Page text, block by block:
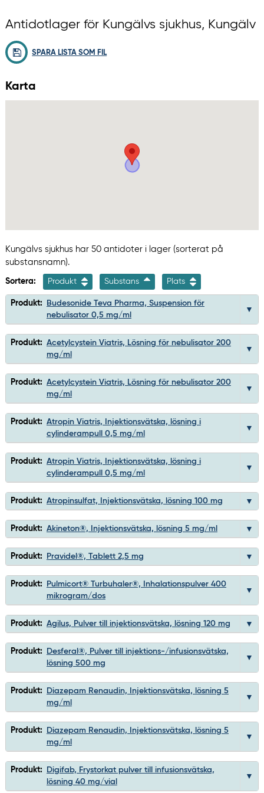
Antidotlager för Kungälvs sjukhus, Kungälv
SPARA LISTA SOM FIL
Karta
Kungälvs sjukhus har 50 antidoter i lager (sorterat på
substansnamn).
Sortera: Produkt Substans Plats
Produkt:
Budesonide Teva Pharma, Suspension för
nebulisator 0,5 mg/ml
Produkt: Acetylcystein Viatris, Lösning för nebulisator 200
mg/ml
Produkt: Acetylcystein Viatris, Lösning för nebulisator 200
mg/ml
Produkt: Atropin Viatris, Injektionsvätska, lösning i
cylinderampull 0,5 mg/ml
Produkt: Atropin Viatris, Injektionsvätska, lösning i
cylinderampull 0,5 mg/ml
Produkt: Atropinsulfat, Injektionsvätska, lösning 100 mg
Produkt: Akineton®, Injektionsvätska, lösning 5 mg/ml
Produkt: Pravidel®, Tablett 2,5 mg
Produkt:
Pulmicort® Turbuhaler®, Inhalationspulver 400
mikrogram/dos
Produkt: Agilus, Pulver till injektionsvätska, lösning 120 mg
Produkt:
Desferal®, Pulver till injektions-/infusionsvätska,
lösning 500 mg
Produkt:
Diazepam Renaudin, Injektionsvätska, lösning 5
mg/ml
Produkt:
Diazepam Renaudin, Injektionsvätska, lösning 5
mg/ml
Produkt:
Digifab, Frystorkat pulver till infusionsvätska,
lösning 40 mg/vial